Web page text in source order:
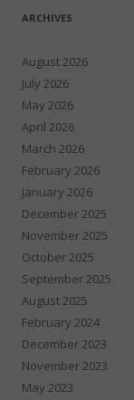
ARCHIVES
August 2026
July 2026
May 2026
April 2026
March 2026
February 2026
January 2026
December 2025
November 2025
October 2025
September 2025
August 2025
February 2024
December 2023
November 2023
May 2023